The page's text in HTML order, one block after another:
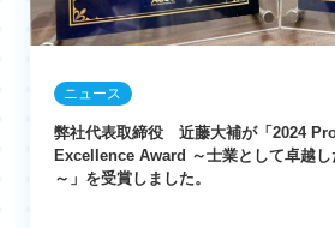
ニュース
弊社代表取締役 近藤大補が「2024
Excellence Award ～士業として卓越し
～」を受賞しました。